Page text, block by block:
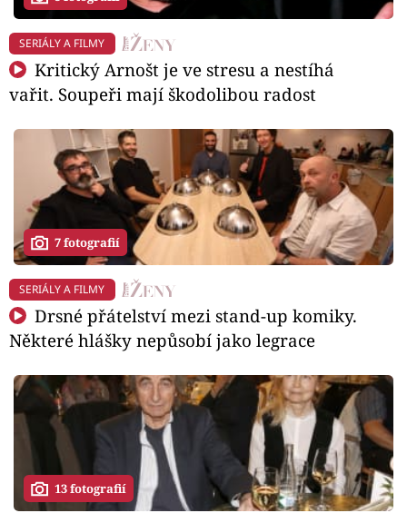
SERIÁLY A FILMY
Kritický Arnošt je ve stresu a nestíhá
vařit. Soupeři mají škodolibou radost
7 fotografií
SERIÁLY A FILMY
Drsné přátelství mezi stand-up komiky.
Některé hlášky nepůsobí jako legrace
13 fotografií